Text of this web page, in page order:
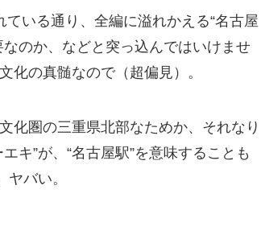
いる通り、全編に溢れかえる“名古屋
のか、などと突っ込んではいけませ
化の真髄なので（超偏見）。
化圏の三重県北部なためか、それなり
キ”が、“名古屋駅”を意味することも
バい。